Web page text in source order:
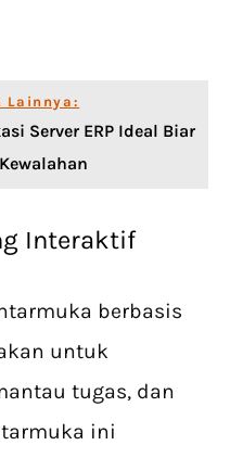
Lainnya:
Server ERP Ideal Biar
Interaktif
berbasis
untuk
tugas, dan
ini